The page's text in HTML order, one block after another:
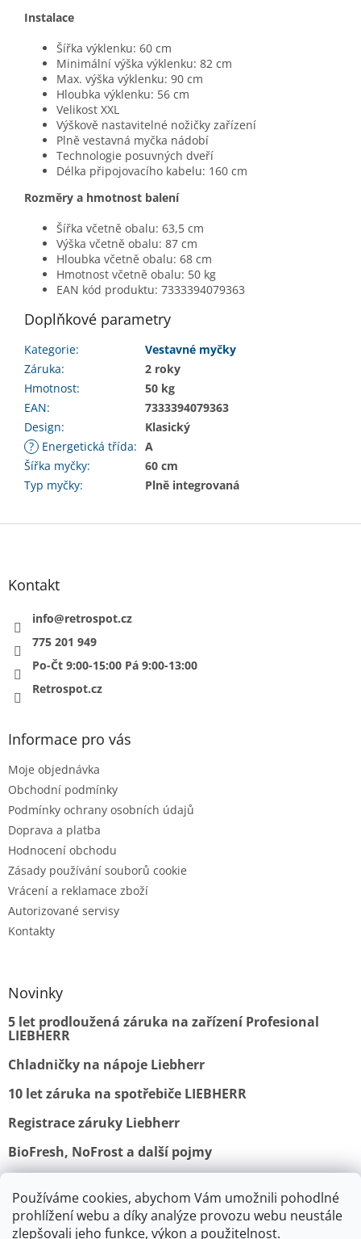
Používáme cookies, abychom Vám umožnili pohodlné
prohlížení webu a díky analýze provozu webu neustále
zlepšovali jeho funkce, výkon a použitelnost.
Instalace
Šířka výklenku: 60 cm
Minimální výška výklenku: 82 cm
Max. výška výklenku: 90 cm
Hloubka výklenku: 56 cm
Velikost XXL
Výškově nastavitelné nožičky zařízení
Plně vestavná myčka nádobí
Technologie posuvných dveří
Délka připojovacího kabelu: 160 cm
Rozměry a hmotnost balení
Šířka včetně obalu: 63,5 cm
Výška včetně obalu: 87 cm
Hloubka včetně obalu: 68 cm
Hmotnost včetně obalu: 50 kg
EAN kód produktu: 7333394079363
Doplňkové parametry
Kategorie:
Vestavné myčky
Záruka:
2 roky
Hmotnost:
50 kg
EAN:
7333394079363
Design:
Klasický
? Energetická třída: A
Šířka myčky:
60 cm
Typ myčky: Plně integrovaná
Z
Kontakt
info@retrospot.cz
775 201 949
Po-Čt 9:00-15:00 Pá 9:00-13:00
Retrospot.cz
Informace pro vás
Moje objednávka
Obchodní podmínky
Podmínky ochrany osobních údajů
Doprava a platba
Hodnocení obchodu
Zásady používání souborů cookie
Vrácení a reklamace zboží
Autorizované servisy
Kontakty
Novinky
5 let prodloužená záruka na zařízení Profesional
LIEBHERR
Chladničky na nápoje Liebherr
10 let záruka na spotřebiče LIEBHERR
Registrace záruky Liebherr
BioFresh, NoFrost a další pojmy
Obchodní podmínky Vrácení a reklamace
Ochrana osobních údajů Doprava a platba